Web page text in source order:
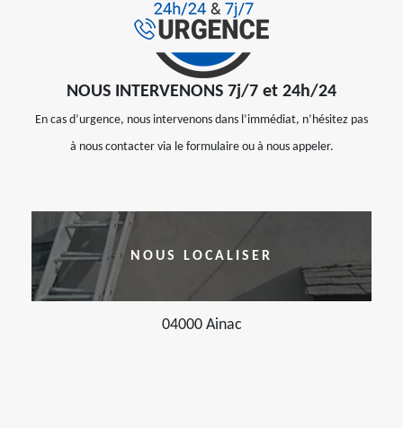
NOUS INTERVENONS 7j/7 et 24h/24
En cas d’urgence, nous intervenons dans l’immédiat, n’hésitez pas
à nous contacter via le formulaire ou à nous appeler.
NOUS LOCALISER
04000 Ainac